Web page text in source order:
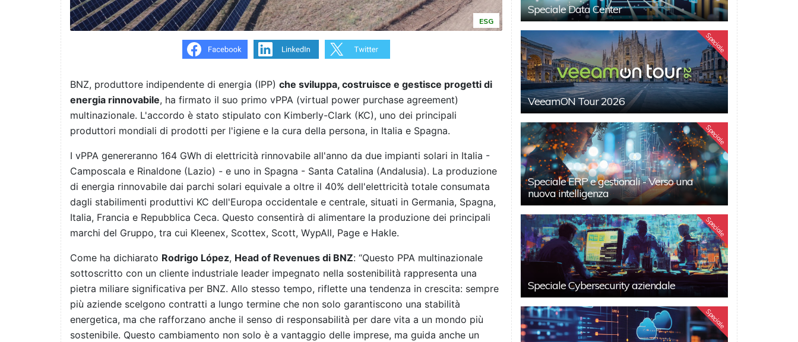
ESG
BNZ, produttore indipendente di energia (IPP) che sviluppa, costruisce e gestisce progetti di
energia rinnovabile, ha firmato il suo primo vPPA (virtual power purchase agreement)
multinazionale. L'accordo è stato stipulato con Kimberly-Clark (KC), uno dei principali
produttori mondiali di prodotti per l'igiene e la cura della persona, in Italia e Spagna.
I vPPA genereranno 164 GWh di elettricità rinnovabile all'anno da due impianti solari in Italia -
Camposcala e Rinaldone (Lazio) - e uno in Spagna - Santa Catalina (Andalusia). La produzione
di energia rinnovabile dai parchi solari equivale a oltre il 40% dell'elettricità totale consumata
dagli stabilimenti produttivi KC dell'Europa occidentale e centrale, situati in Germania, Spagna,
Italia, Francia e Repubblica Ceca. Questo consentirà di alimentare la produzione dei principali
marchi del Gruppo, tra cui Kleenex, Scottex, Scott, WypAll, Page e Hakle.
Come ha dichiarato Rodrigo López, Head of Revenues di BNZ: “Questo PPA multinazionale
sottoscritto con un cliente industriale leader impegnato nella sostenibilità rappresenta una
pietra miliare significativa per BNZ. Allo stesso tempo, riflette una tendenza in crescita: sempre
più aziende scelgono contratti a lungo termine che non solo garantiscono una stabilità
energetica, ma che rafforzano anche il senso di responsabilità per dare vita a un mondo più
sostenibile. Questo cambiamento non solo è a vantaggio delle imprese, ma guida anche un
Speciale Data Center
Speciale
VeeamON Tour 2026
Speciale
Speciale ERP e gestionali - Verso una
nuova intelligenza
Speciale
Speciale Cybersecurity aziendale
Speciale